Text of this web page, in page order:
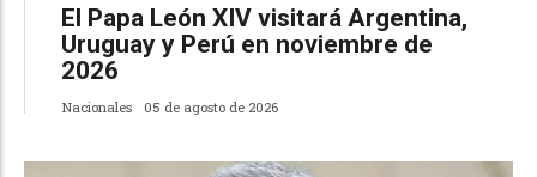
El Papa León XIV visitará Argentina,
Uruguay y Perú en noviembre de
2026
Nacionales 05 de agosto de 2026